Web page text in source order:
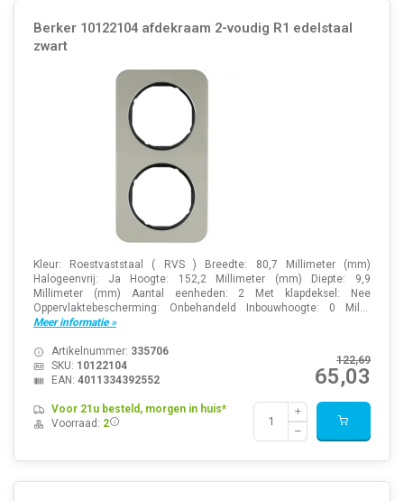
Berker 10122104 afdekraam 2-voudig R1 edelstaal
zwart
Kleur: Roestvaststaal ( RVS ) Breedte: 80,7 Millimeter (mm)
Halogeenvrij: Ja Hoogte: 152,2 Millimeter (mm) Diepte: 9,9
Millimeter (mm) Aantal eenheden: 2 Met klapdeksel: Nee
Oppervlaktebescherming: Onbehandeld Inbouwhoogte: 0 Mil...
Meer informatie »
122,69
65,03
Artikelnummer: 335706
SKU: 10122104
EAN: 4011334392552
Voor 21u besteld, morgen in huis*
Voorraad: 2